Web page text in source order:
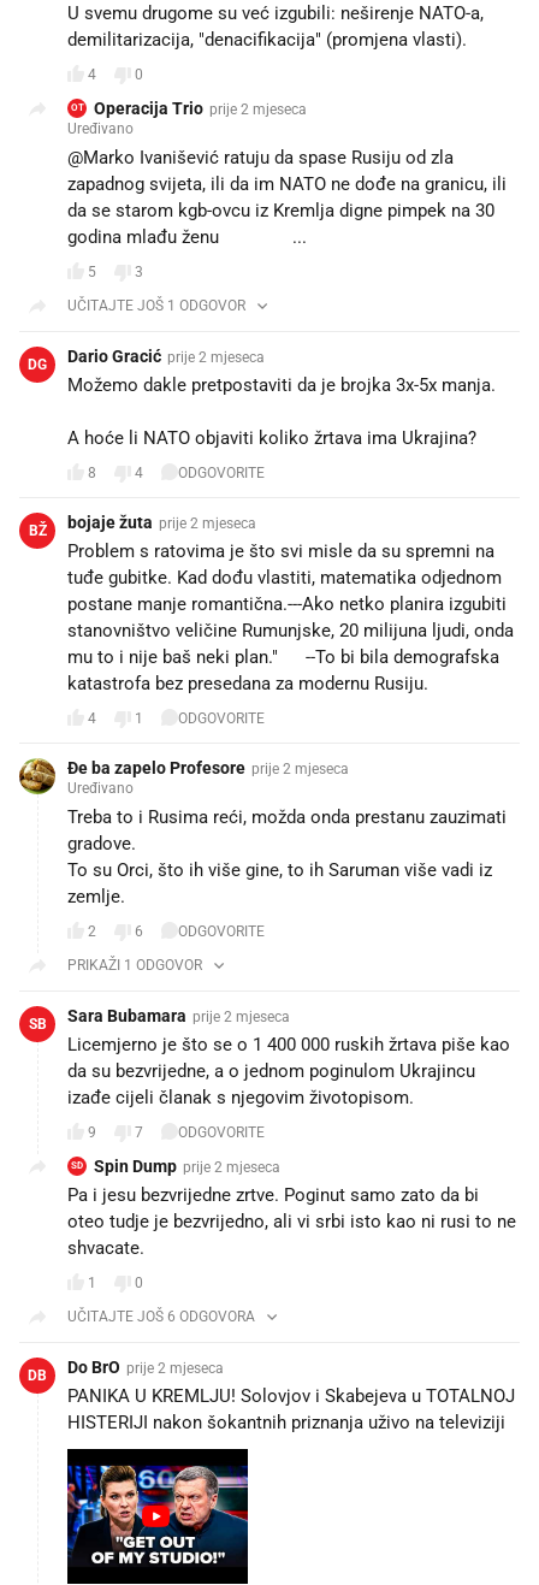
U svemu drugome su već izgubili: neširenje NATO-a,
demilitarizacija, "denacifikacija" (promjena vlasti).
4 0
OT Operacija Trio prije 2 mjeseca
Uređivano
@Marko Ivanišević ratuju da spase Rusiju od zla
zapadnog svijeta, ili da im NATO ne dođe na granicu, ili
da se starom kgb-ovcu iz Kremlja digne pimpek na 30
godina mlađu ženu 🤪🤪🤪...
5
3
UČITAJTE JOŠ 1 ODGOVOR
DG Dario Gracić prije 2 mjeseca
Možemo dakle pretpostaviti da je brojka 3x-5x manja.
A hoće li NATO objaviti koliko žrtava ima Ukrajina?
8 4 ODGOVORITE
BŽ bojaje žuta prije 2 mjeseca
Problem s ratovima je što svi misle da su spremni na
tuđe gubitke. Kad dođu vlastiti, matematika odjednom
postane manje romantična.---Ako netko planira izgubiti
stanovništvo veličine Rumunjske, 20 milijuna ljudi, onda
mu to i nije baš neki plan." 😄--To bi bila demografska
katastrofa bez presedana za modernu Rusiju.
4 1 ODGOVORITE
Đe ba zapelo Profesore prije 2 mjeseca
Uređivano
Treba to i Rusima reći, možda onda prestanu zauzimati
gradove.
To su Orci, što ih više gine, to ih Saruman više vadi iz
zemlje.
2 6
ODGOVORITE
PRIKAŽI 1 ODGOVOR
SB Sara Bubamara prije 2 mjeseca
Licemjerno je što se o 1 400 000 ruskih žrtava piše kao
da su bezvrijedne, a o jednom poginulom Ukrajincu
izađe cijeli članak s njegovim životopisom.
9 7 ODGOVORITE
SD Spin Dump prije 2 mjeseca
Pa i jesu bezvrijedne zrtve. Poginut samo zato da bi
oteo tudje je bezvrijedno, ali vi srbi isto kao ni rusi to ne
shvacate.
1
0
UČITAJTE JOŠ 6 ODGOVORA
DB Do BrO prije 2 mjeseca
PANIKA U KREMLJU! Solovjov i Skabejeva u TOTALNOJ